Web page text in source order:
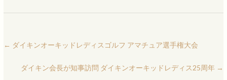
← ダイキンオーキッドレディスゴルフ アマチュア選手権大会
ダイキン会長が知事訪問 ダイキンオーキッドレディス25周年 →